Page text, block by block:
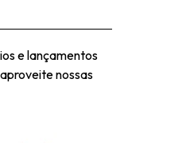
e lançamentos
nossas